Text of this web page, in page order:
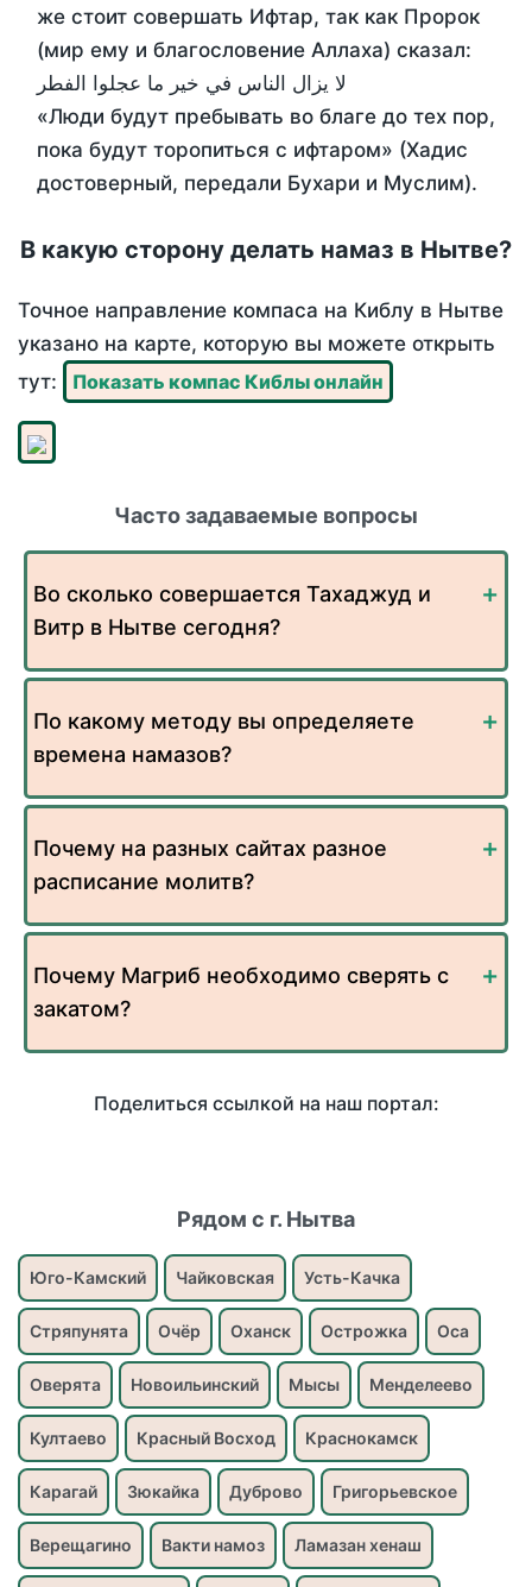
же стоит совершать Ифтар, так как Пророк
(мир ему и благословение Аллаха) сказал:
لا يزال الناس في خير ما عجلوا الفطر
«Люди будут пребывать во благе до тех пор,
пока будут торопиться с ифтаром» (Хадис
достоверный, передали Бухари и Муслим).
В какую сторону делать намаз в Нытве?
Точное направление компаса на Киблу в Нытве
указано на карте, которую вы можете открыть
тут:
Показать компас Киблы онлайн
Часто задаваемые вопросы
Во сколько совершается Тахаджуд и
Витр в Нытве сегодня?
По какому методу вы определяете
времена намазов?
Почему на разных сайтах разное
расписание молитв?
Почему Магриб необходимо сверять с
закатом?
Поделиться ссылкой на наш портал:
Рядом с г. Нытва
Юго-Камский Чайковская Усть-Качка
Стряпунята Очёр Оханск Острожка Оса
Оверята Новоильинский Мысы Менделеево
Култаево Красный Восход Краснокамск
Карагай Зюкайка Дуброво Григорьевское
Верещагино Вакти намоз Ламазан хенаш